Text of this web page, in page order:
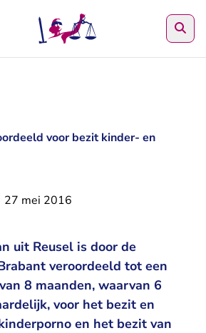
voor bezit kinder- en
27 mei 2016
uit Reusel is door de
veroordeeld tot een
8 maanden, waarvan 6
voor het bezit en
en het bezit van